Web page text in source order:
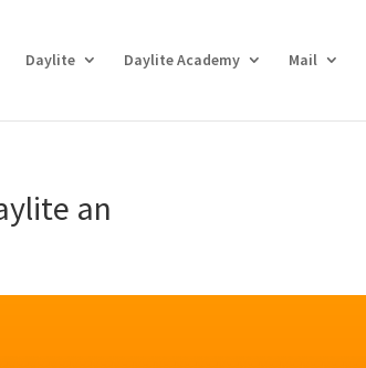
Daylite Daylite Academy Mail
an